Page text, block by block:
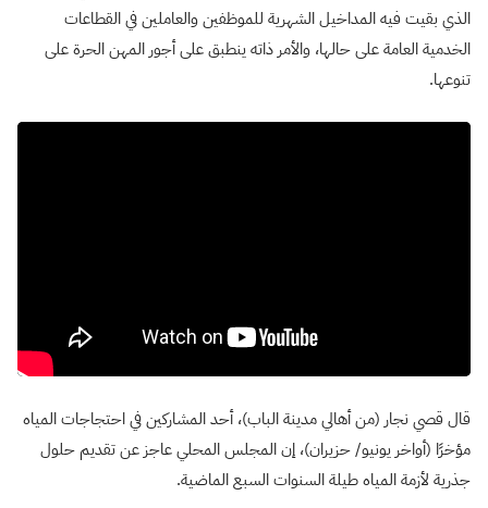
الذي بقيت فيه المداخيل الشهرية للموظفين والعاملين في القطاعات
الخدمية العامة على حالها، والأمر ذاته ينطبق على أجور المهن الحرة على
تنوعها.
قال قصي نجار (من أهالي مدينة الباب)، أحد المشاركين في احتجاجات المياه
مؤخرًا (أواخر يونيو/ حزيران)، إن المجلس المحلي عاجز عن تقديم حلول
جذرية لأزمة المياه طيلة السنوات السبع الماضية.